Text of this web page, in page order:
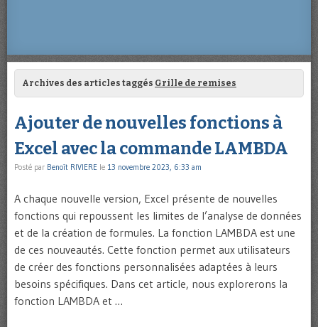
Archives des articles taggés Grille de remises
Ajouter de nouvelles fonctions à
Excel avec la commande LAMBDA
Posté par Benoît RIVIERE le 13 novembre 2023, 6:33 am
A chaque nouvelle version, Excel présente de nouvelles
fonctions qui repoussent les limites de l’analyse de données
et de la création de formules. La fonction LAMBDA est une
de ces nouveautés. Cette fonction permet aux utilisateurs
de créer des fonctions personnalisées adaptées à leurs
besoins spécifiques. Dans cet article, nous explorerons la
fonction LAMBDA et …